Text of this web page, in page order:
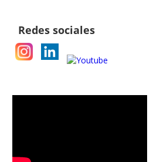
Redes sociales